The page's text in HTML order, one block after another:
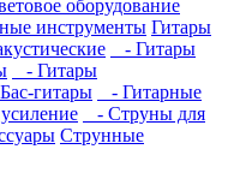
оборудование
инструменты Гитары
- Гитары
- Гитары
гитары
- Гитарные
- Струны для
Струнные